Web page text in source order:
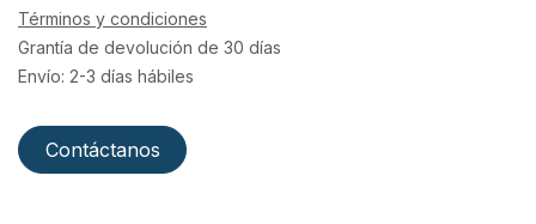
Términos y condiciones
Grantía de devolución de 30 días
Envío: 2-3 días hábiles
Contáctanos